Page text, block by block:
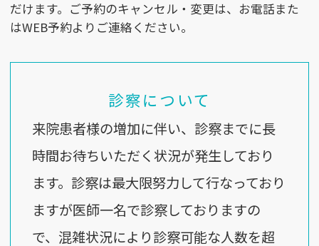
だけます。ご予約のキャンセル・変更は、お電話また
はWEB予約よりご連絡ください。
診察について
来院患者様の増加に伴い、診察までに長
時間お待ちいただく状況が発生しており
ます。診察は最大限努力して行なっており
ますが医師一名で診察しておりますの
で、混雑状況により診察可能な人数を超